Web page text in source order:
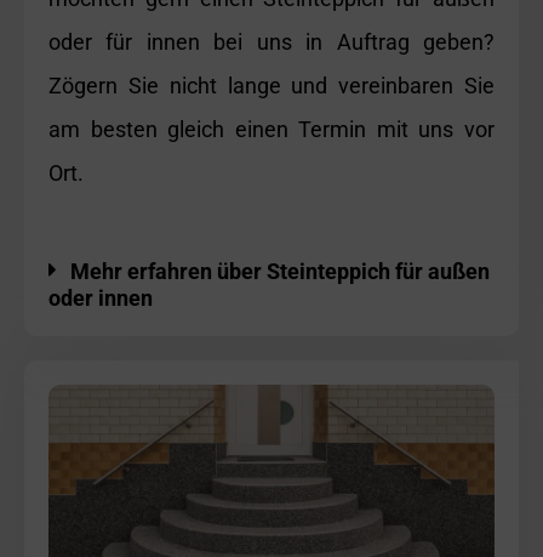
oder für innen bei uns in Auftrag geben?
Zögern Sie nicht lange und vereinbaren Sie
am besten gleich einen Termin mit uns vor
Ort.
Mehr erfahren über Steinteppich für außen
oder innen